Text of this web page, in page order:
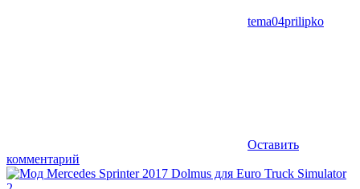
tema04prilipko
Оставить
комментарий